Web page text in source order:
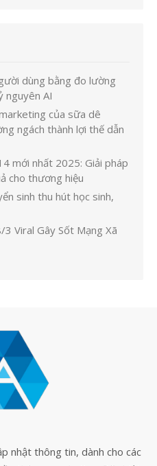
dùng bằng đo lường
nguyên AI
của sữa dê
ngách thành lợi thế dẫn
mới nhất 2025: Giải pháp
cho thương hiệu
sinh thu hút học sinh,
Viral Gây Sốt Mạng Xã
nhật thông tin, dành cho các